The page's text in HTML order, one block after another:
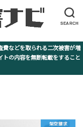
SEARCH
費などを取られる二次被害が増
内容を無断転載をすること
架空請求